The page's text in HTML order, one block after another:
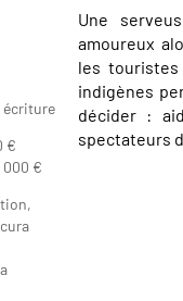
écriture
€
000 €
Une
amoureux
les touristes
indigènes
décider :
spectateurs